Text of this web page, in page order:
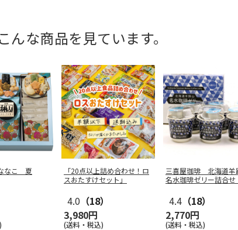
な商品を見ています。
なこ 夏
「20点以上詰め合わせ！ロ
スおたすけセット」
4.0 （18）
3,980円
(送料・税込)
三喜屋珈琲 北海道羊
名水珈琲ゼリー詰合
4.4 （18）
2,770円
(送料・税込)